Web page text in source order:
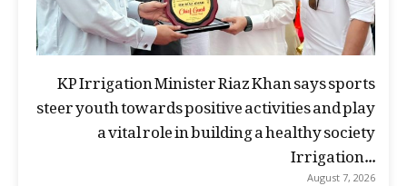
KP Irrigation Minister Riaz Khan says sports
steer youth towards positive activities and play
a vital role in building a healthy society
Irrigation...
August 7, 2026